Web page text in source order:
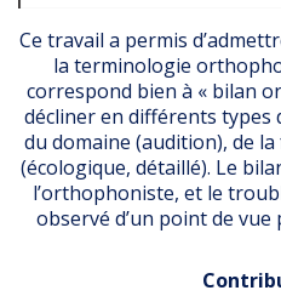
Ce travail a permis
la terminologie
correspond bien à « bilan
décliner en différents types
du domaine (audition), de
(écologique, détaillé). Le
l’orthophoniste, et le
observé d’un point de